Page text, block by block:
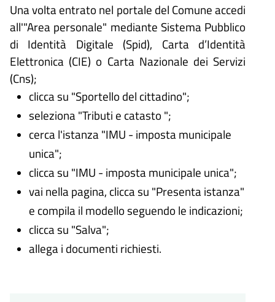
Una volta entrato nel portale del Comune accedi
all'"Area personale" mediante Sistema Pubblico
di Identità Digitale (Spid), Carta d’Identità
Elettronica (CIE) o Carta Nazionale dei Servizi
(Cns);
clicca su "Sportello del cittadino";
seleziona "Tributi e catasto ";
cerca l'istanza "IMU - imposta municipale
unica";
clicca su "IMU - imposta municipale unica";
vai nella pagina, clicca su "Presenta istanza"
e compila il modello seguendo le indicazioni;
clicca su "Salva";
allega i documenti richiesti.